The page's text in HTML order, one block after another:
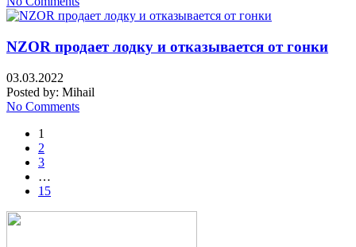
NZOR продает лодку и отказывается от гонки
03.03.2022
Posted by: Mihail
No Comments
1
2
3
…
15